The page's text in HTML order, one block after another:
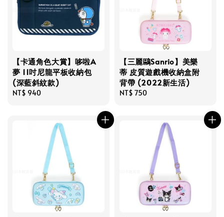
【卡通角色大賞】哆啦A
夢 11吋尼龍平板收納包
(深藍斜紋款)
Regular
NT$ 940
【三麗鷗Sanrio】美樂
蒂 皮質遊戲機收納盒附
背帶 (2022新生活)
Regular
NT$ 750